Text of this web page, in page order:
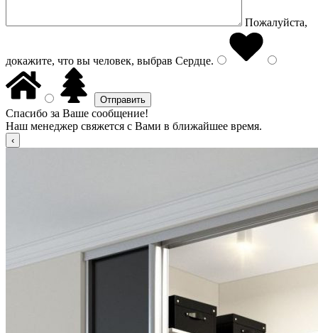
Пожалуйста,
докажите, что вы человек, выбрав Сердце.
Спасибо за Ваше сообщение!
Наш менеджер свяжется с Вами в ближайшее время.